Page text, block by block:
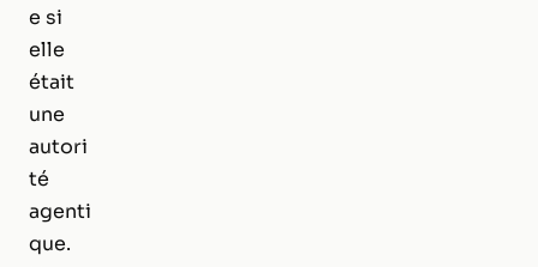
e si
elle
était
une
autori
té
agenti
que.